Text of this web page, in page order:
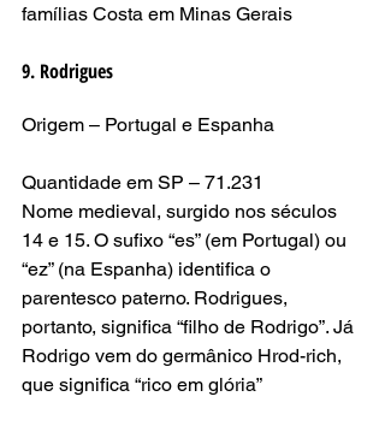
famílias Costa em Minas Gerais
9. Rodrigues
Origem – Portugal e Espanha
Quantidade em SP – 71.231
Nome medieval, surgido nos séculos
14 e 15. O sufixo “es” (em Portugal) ou
“ez” (na Espanha) identifica o
parentesco paterno. Rodrigues,
portanto, significa “filho de Rodrigo”. Já
Rodrigo vem do germânico Hrod-rich,
que significa “rico em glória”